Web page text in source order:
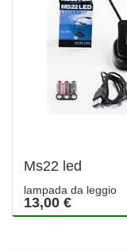
Ms22 led
lampada da leggio
13,00 €